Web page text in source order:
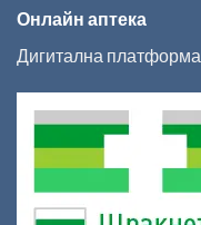
Онлайн аптека
Дигитална платформа